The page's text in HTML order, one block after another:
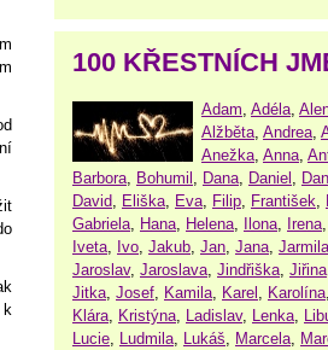
k
100 KŘESTNÍCH
Adam Adéla
Alžběta Andrea
Anežka Anna
Barbora Bohumil Dana Daniel
David Eliška Eva Filip František
Gabriela Hana Helena Ilona Irena
Iveta Ivo Jakub Jan Jana Jarmila
Jaroslav, Jaroslava Jindřiška Jiřina
Jitka Josef Kamila Karel Karolína
Klára Kristýna Ladislav, Lenka
Lucie Ludmila Lukáš Marcela